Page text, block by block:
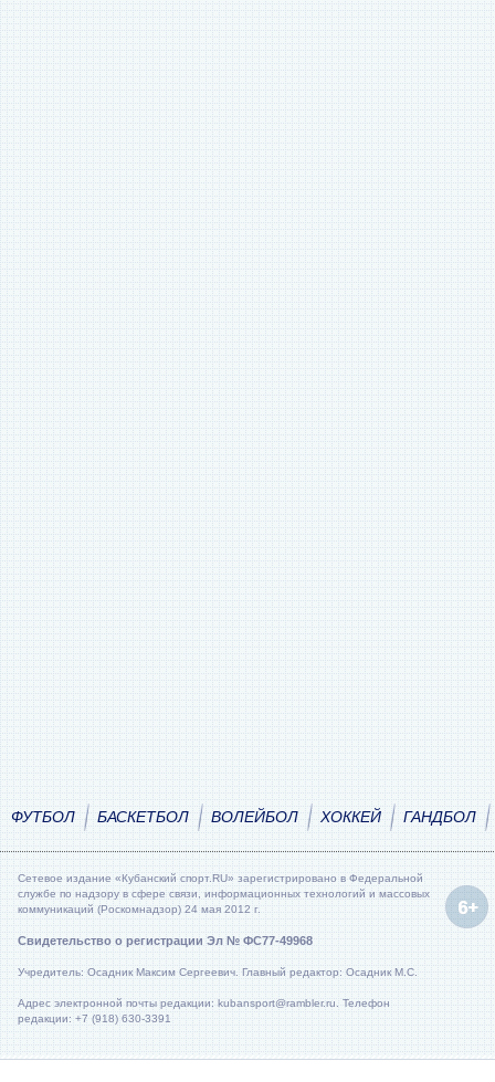
ФУТБОЛ БАСКЕТБОЛ ВОЛЕЙБОЛ ХОККЕЙ ГАНДБОЛ
Сетевое издание «Кубанский спорт.RU» зарегистрировано в Федеральной
службе по надзору в сфере связи, информационных технологий и массовых
коммуникаций (Роскомнадзор) 24 мая 2012 г.
Свидетельство о регистрации Эл № ФС77-49968
Учредитель: Осадник Максим Сергеевич. Главный редактор: Осадник М.С.
Адрес электронной почты редакции: kubansport@rambler.ru. Телефон
редакции: +7 (918) 630-3391